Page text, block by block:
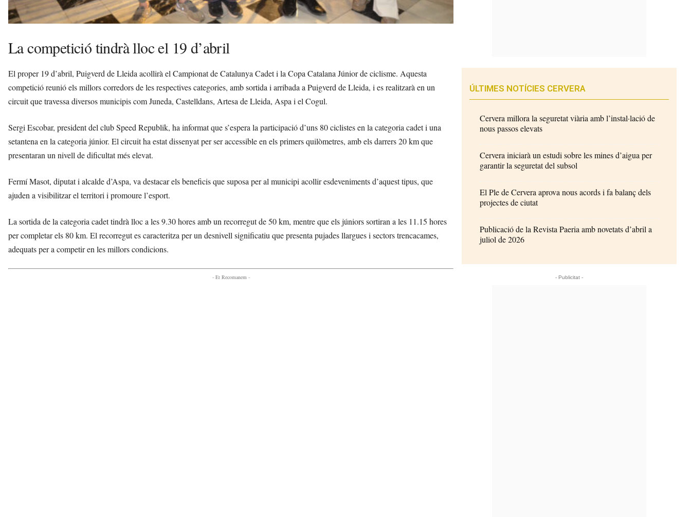
La competició tindrà lloc el 19 d’abril
El proper 19 d’abril, Puigverd de Lleida acollirà el Campionat de Catalunya Cadet i la Copa Catalana Júnior de ciclisme. Aquesta
competició reunió els millors corredors de les respectives categories, amb sortida i arribada a Puigverd de Lleida, i es realitzarà en un
circuit que travessa diversos municipis com Juneda, Castelldans, Artesa de Lleida, Aspa i el Cogul.
Sergi Escobar, president del club Speed Republik, ha informat que s’espera la participació d’uns 80 ciclistes en la categoria cadet i una
setantena en la categoria júnior. El circuit ha estat dissenyat per ser accessible en els primers quilòmetres, amb els darrers 20 km que
presentaran un nivell de dificultat més elevat.
Fermí Masot, diputat i alcalde d’Aspa, va destacar els beneficis que suposa per al municipi acollir esdeveniments d’aquest tipus, que
ajuden a visibilitzar el territori i promoure l’esport.
La sortida de la categoria cadet tindrà lloc a les 9.30 hores amb un recorregut de 50 km, mentre que els júniors sortiran a les 11.15 hores
per completar els 80 km. El recorregut es caracteritza per un desnivell significatiu que presenta pujades llargues i sectors trencacames,
adequats per a competir en les millors condicions.
- Et Recomanem -
ÚLTIMES NOTÍCIES CERVERA
Cervera millora la seguretat viària amb l’instal·lació de
nous passos elevats
Cervera iniciarà un estudi sobre les mines d’aigua per
garantir la seguretat del subsol
El Ple de Cervera aprova nous acords i fa balanç dels
projectes de ciutat
Publicació de la Revista Paeria amb novetats d’abril a
juliol de 2026
- Publicitat -